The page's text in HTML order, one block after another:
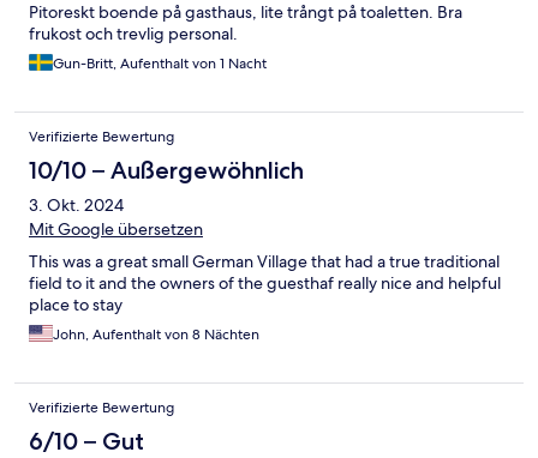
Pitoreskt boende på gasthaus, lite trångt på toaletten. Bra
frukost och trevlig personal.
Gun-Britt, Aufenthalt von 1 Nacht
Verifizierte Bewertung
10/10 – Außergewöhnlich
3. Okt. 2024
Mit Google übersetzen
This was a great small German Village that had a true traditional
field to it and the owners of the guesthaf really nice and helpful
place to stay
John, Aufenthalt von 8 Nächten
Verifizierte Bewertung
6/10 – Gut